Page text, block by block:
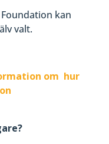
kan
valt.
om hur